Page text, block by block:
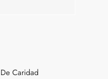
Caridad